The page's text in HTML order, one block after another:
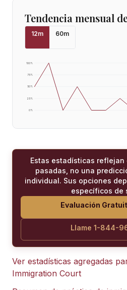
Tendencia mensual
12m 60m
0%
25%
50%
75%
100%
Estas estadísticas
pasadas, no una
individual. Sus opciones
específicos de
Evaluación
Llame 1-844-
Ver estadísticas agregadas
Immigration Court